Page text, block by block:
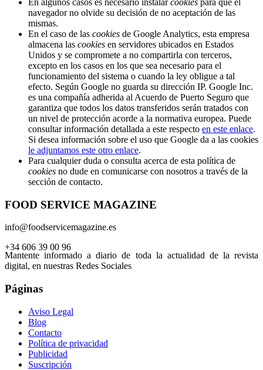
En algunos casos es necesario instalarcookies para que el
navegador no olvide su decisión de no aceptación de las
mismas.
En el caso de las cookies de Google Analytics, esta empresa
almacena las cookies en servidores ubicados en Estados
Unidos y se compromete a no compartirla con terceros,
excepto en los casos en los que sea necesario para el
funcionamiento del sistema o cuando la ley obligue a tal
efecto. Según Google no guarda su dirección IP. Google Inc.
es una compañía adherida al Acuerdo de Puerto Seguro que
garantiza que todos los datos transferidos serán tratados con
un nivel de protección acorde a la normativa europea. Puede
consultar información detallada a este respecto en este enlace.
Si desea información sobre el uso que Google da a las cookies
le adjuntamos este otro enlace.
Para cualquier duda o consulta acerca de esta política de
cookies no dude en comunicarse con nosotros a través de la
sección de contacto.
FOOD SERVICE MAGAZINE
info@foodservicemagazine.es
+34 606 39 00 96
Mantente informado a diario de toda la actualidad de la revista
digital, en nuestras Redes Sociales
Páginas
Aviso Legal
Blog
Contacto
Política de privacidad
Publicidad
Suscripción